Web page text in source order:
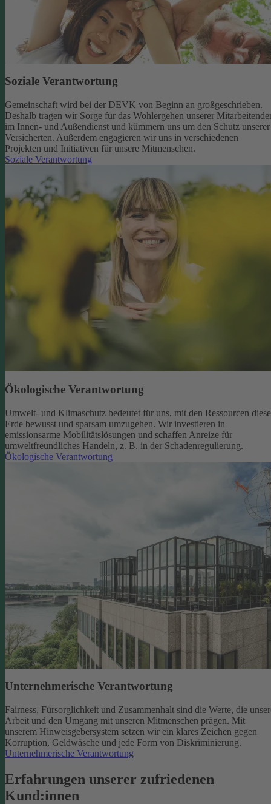
Soziale Verantwortung
Gemeinschaft wird bei der DEVK von Beginn an großgeschrieben.
Deshalb tragen wir Sorge für das Wohlergehen unserer
im Innen- und Außendienst und kümmern uns um den Schutz unserer
Versicherten. Außerdem engagieren wir uns in verschiedenen
Projekten und Initiativen für unsere Mitmenschen.
Soziale Verantwortung
Ökologische Verantwortung
Umwelt- und Klimaschutz bedeutet für uns, mit den Ressourcen
Erde bewusst und sparsam umzugehen. Wir investieren in
emissionsarme Mobilitätslösungen und schaffen Anreize für
umweltfreundliches Handeln, z. B. in der Schadenregulierung.
Ökologische Verantwortung
Unternehmerische Verantwortung
Fairness, Fürsorglichkeit und Zusammenhalt sind die Werte, die
Arbeit und den Umgang mit unseren Mitmenschen prägen. Mit
unserem Hinweisgebersystem setzen wir ein klares Zeichen gegen
Korruption, Geldwäsche und jede Form von Diskriminierung.
Unternehmerische Verantwortung
Erfahrungen unserer zufriedenen
Kund:innen